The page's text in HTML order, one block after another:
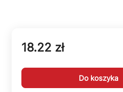
18.22 zł
Do koszyka